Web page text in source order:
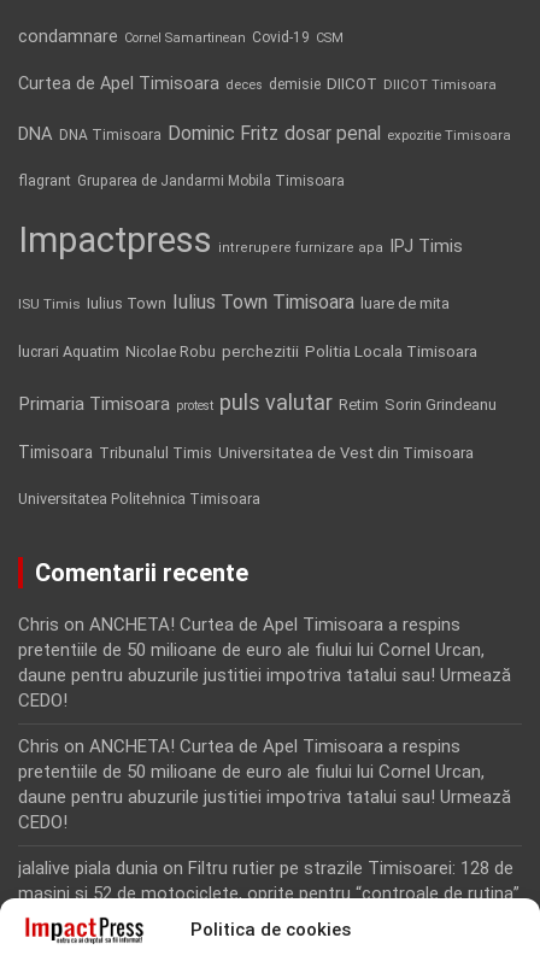
Politica de cookies
condamnare Cornel Samartinean Covid-19 CSM
Curtea de Apel Timisoara deces demisie DIICOT DIICOT Timisoara
DNA DNA Timisoara Dominic Fritz dosar penal expozitie Timisoara
flagrant Gruparea de Jandarmi Mobila Timisoara
Impactpress intrerupere furnizare apa IPJ Timis
ISU Timis Iulius Town Iulius Town Timisoara luare de mita
lucrari Aquatim Nicolae Robu perchezitii Politia Locala Timisoara
Primaria Timisoara protest puls valutar Retim Sorin Grindeanu
Timisoara Tribunalul Timis Universitatea de Vest din Timisoara
Universitatea Politehnica Timisoara
Comentarii recente
Chris on ANCHETA! Curtea de Apel Timisoara a respins
pretentiile de 50 milioane de euro ale fiului lui Cornel Urcan,
daune pentru abuzurile justitiei impotriva tatalui sau! Urmează
CEDO!
Chris on ANCHETA! Curtea de Apel Timisoara a respins
pretentiile de 50 milioane de euro ale fiului lui Cornel Urcan,
daune pentru abuzurile justitiei impotriva tatalui sau! Urmează
CEDO!
jalalive piala dunia on Filtru rutier pe strazile Timisoarei: 128 de
masini si 52 de motociclete, oprite pentru “controale de rutina”
Rodion Camatoritul on Inca un martor din dosarul fraudei cu